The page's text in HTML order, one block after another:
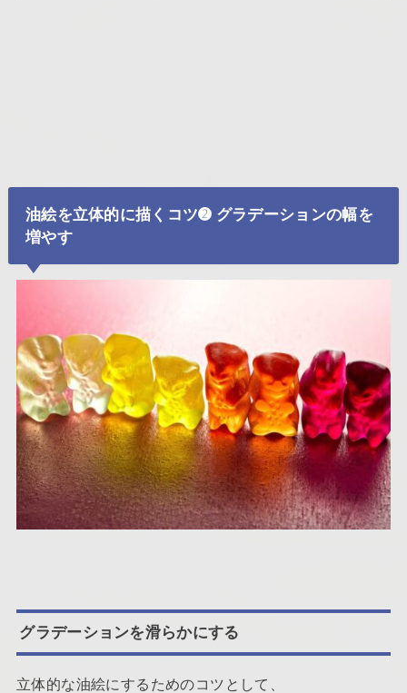
油絵を立体的に描くコツ➋ グラデーションの幅を
増やす
グラデーションを滑らかにする
立体的な油絵にするためのコツとして、